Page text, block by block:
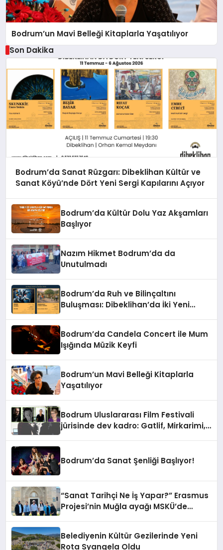
Bodrum’un Mavi Belleği Kitaplarla Yaşatılıyor
Son Dakika
Bodrum’da Sanat Rüzgarı: Dibeklihan Kültür ve
Sanat Köyü’nde Dört Yeni Sergi Kapılarını Açıyor
Bodrum’da Kültür Dolu Yaz Akşamları
Başlıyor
Nazım Hikmet Bodrum’da da
Unutulmadı
Bodrum’da Ruh ve Bilinçaltını
Buluşması: Dibeklihan’da İki Yeni
Bodrum’da Candela Concert ile Mum
Işığında Müzik Keyfi
Bodrum’un Mavi Belleği Kitaplarla
Yaşatılıyor
Bodrum Uluslararası Film Festivali
jürisinde dev kadro: Gatlif, Mirkarimi,
Bodrum’da Sanat Şenliği Başlıyor!
“Sanat Tarihçi Ne İş Yapar?” Erasmus
Projesi’nin Muğla ayağı MSKÜ’de
Belediyenin Kültür Gezilerinde Yeni
Rota Syangela Oldu